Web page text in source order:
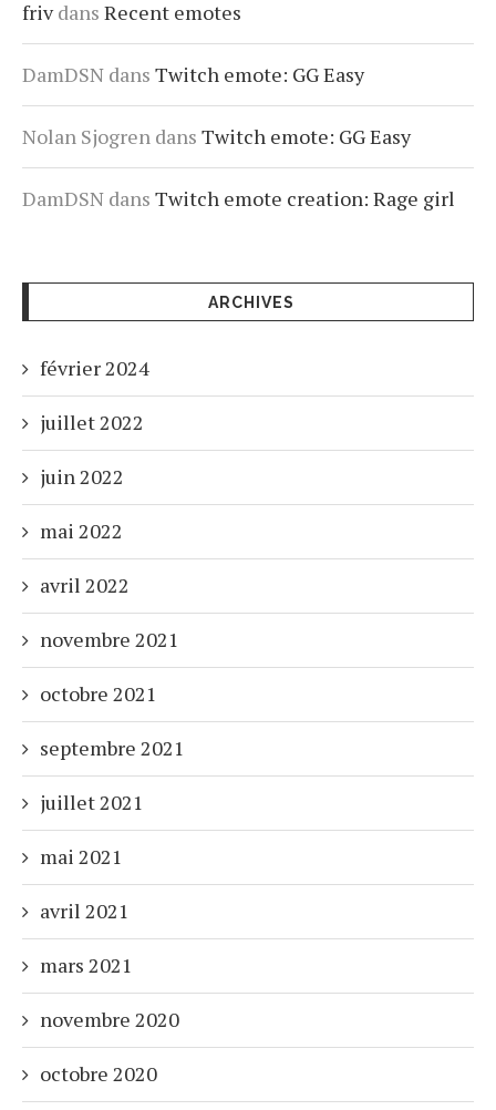
frivdans Recent emotes
DamDSN dans Twitch emote: GG Easy
Nolan Sjogren dans Twitch emote: GG Easy
DamDSN dans Twitch emote creation: Rage girl
ARCHIVES
février 2024
juillet 2022
juin 2022
mai 2022
avril 2022
novembre 2021
octobre 2021
septembre 2021
juillet 2021
mai 2021
avril 2021
mars 2021
novembre 2020
octobre 2020